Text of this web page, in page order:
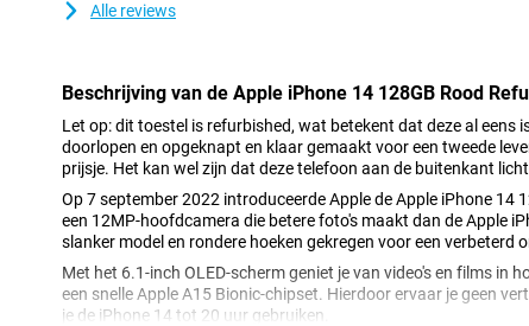
Alle reviews
Beschrijving van de Apple iPhone 14 128GB Rood
Let op: dit toestel is refurbished, wat betekent dat deze al eens
doorlopen en opgeknapt en klaar gemaakt voor een tweede
prijsje. Het kan wel zijn dat deze telefoon aan de buitenkant
Op 7 september 2022 introduceerde Apple de Apple iPhone 14
een 12MP-hoofdcamera die betere foto's maakt dan de Apple
slanker model en rondere hoeken gekregen voor een verbeterd
Met het 6.1-inch OLED-scherm geniet je van video's en films in
een snelle Apple A15 Bionic-chipset. Hierdoor ervaar je geen
je de iPhone 14 tot 20 uur gebruiken.